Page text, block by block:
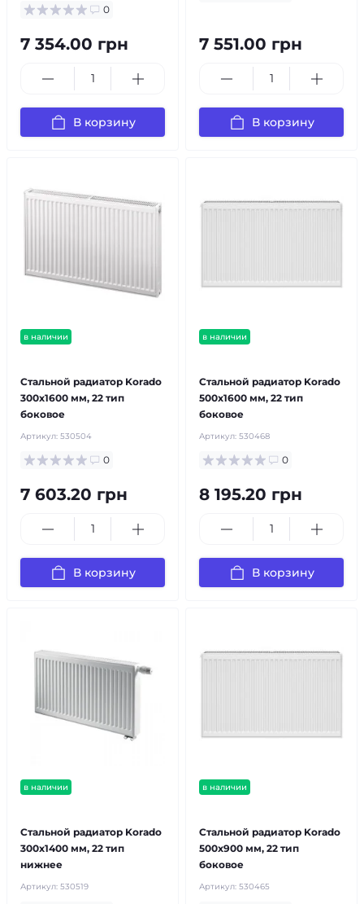
0
7 354.00 грн
В корзину
7 551.00 грн
В корзину
в наличии
Стальной радиатор Korado
300x1600 мм, 22 тип
боковое
Артикул: 530504
0
7 603.20 грн
В корзину
в наличии
Стальной радиатор Korado
500x1600 мм, 22 тип
боковое
Артикул: 530468
0
8 195.20 грн
В корзину
в наличии
Стальной радиатор Korado
300x1400 мм, 22 тип
нижнее
Артикул: 530519
в наличии
Стальной радиатор Korado
500x900 мм, 22 тип
боковое
Артикул: 530465